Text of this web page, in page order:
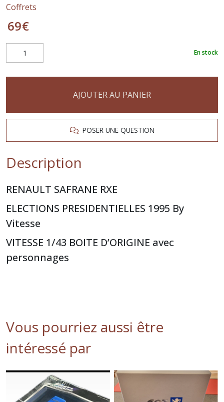
Coffrets
69€
En stock
AJOUTER AU PANIER
POSER UNE QUESTION
Description
RENAULT SAFRANE RXE
ELECTIONS PRESIDENTIELLES 1995 By
Vitesse
VITESSE 1/43 BOITE D’ORIGINE avec
personnages
Vous pourriez aussi être
intéressé par